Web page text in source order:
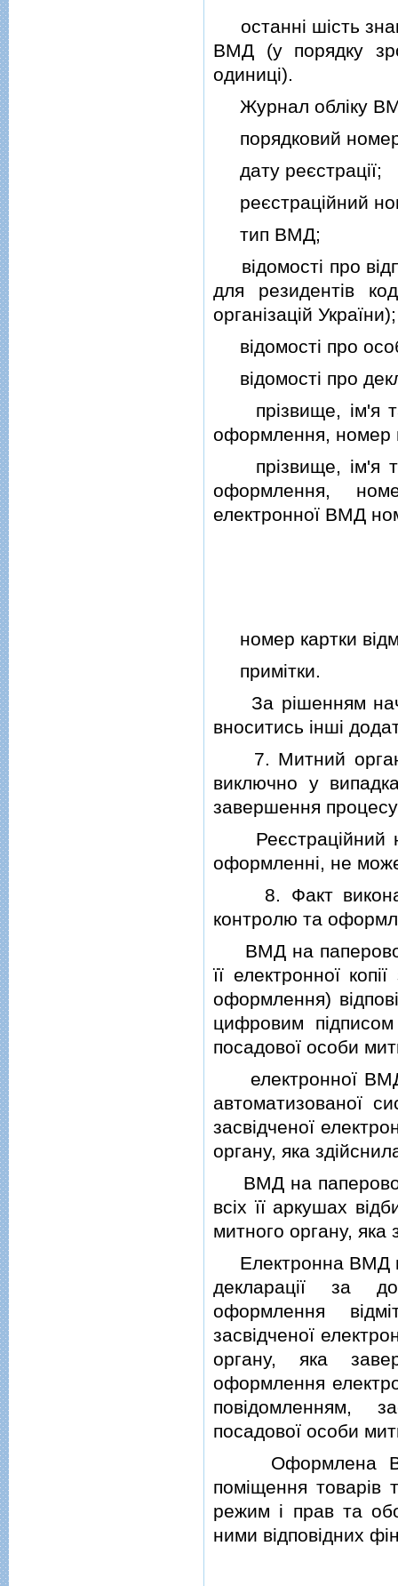
останнi шiсть
ВМД (у порядку
одиницi).
Журнал облiку
порядковий
дату реєстрацiї;
реєстрацiйний
тип ВМД;
вiдомостi про
для резидентiв
органiзацiй України);
вiдомостi про
вiдомостi про
прiзвище, iм'я та
оформлення, номер
прiзвище, iм'я
оформлення,
електронної ВМД
номер картки
примiтки.
За рiшенням
вноситись iншi
7. Митний
виключно у
завершення
Реєстрацiйний
оформленнi, не
8. Факт
контролю та
ВМД на
її електронної
оформлення)
цифровим
посадової особи
електронної ВМД
автоматизованої
засвiдченої
органу, яка
ВМД на
всiх її аркушах
митного органу,
Електронна ВМД
декларацiї за
оформлення
засвiдченої
органу, яка
оформлення
повiдомленням,
посадової особи
Оформлена ВМД
помiщення товарiв
режим i прав та
ними вiдповiдних